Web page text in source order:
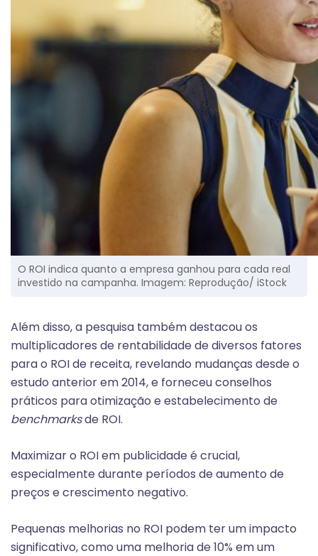
O ROI indica quanto a empresa ganhou para cada real
investido na campanha. Imagem: Reprodução/ iStock
Além disso, a pesquisa também destacou os
multiplicadores de rentabilidade de diversos fatores
para o ROI de receita, revelando mudanças desde o
estudo anterior em 2014, e forneceu conselhos
práticos para otimização e estabelecimento de
benchmarksde ROI.
Maximizar o ROI em publicidade é crucial,
especialmente durante períodos de aumento de
preços e crescimento negativo.
Pequenas melhorias no ROI podem ter um impacto
significativo, como uma melhoria de 10% em um